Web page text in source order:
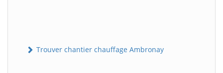
Trouver chantier chauffage Ambronay